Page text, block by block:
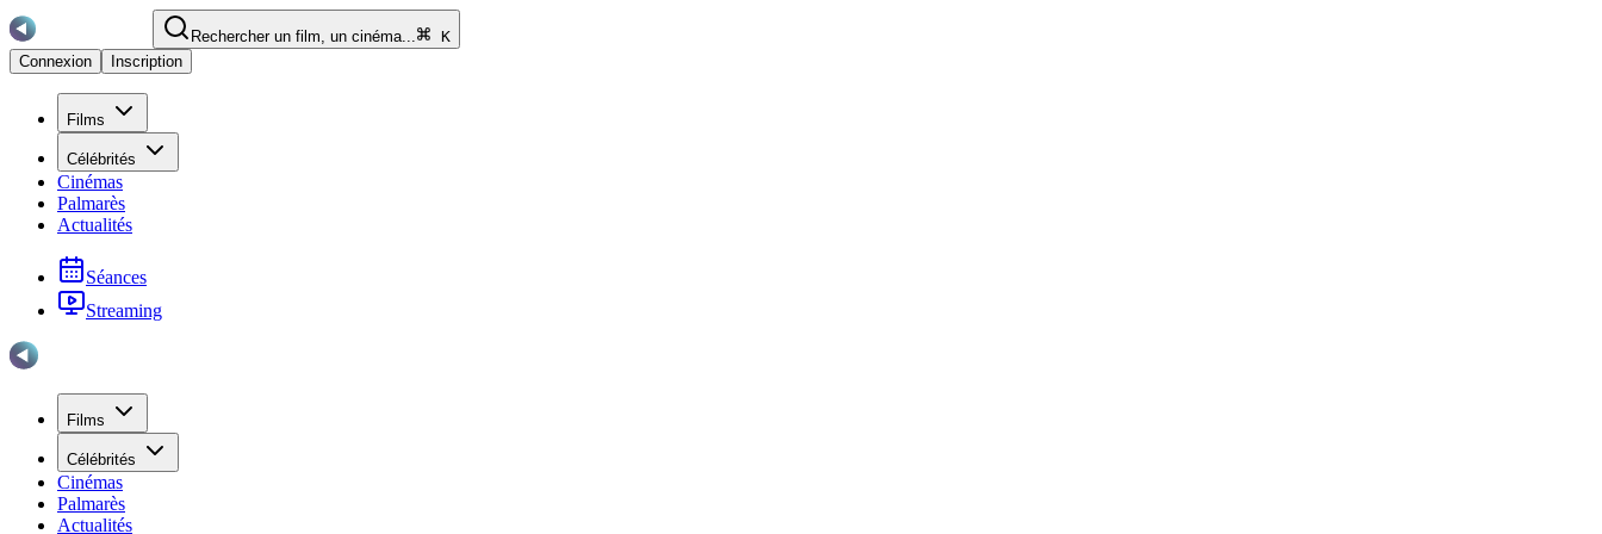
Rechercher un film, un cinéma...
K
Connexion
Inscription
Films
Célébrités
Cinémas
Palmarès
Actualités
Séances
Streaming
Films
Célébrités
Cinémas
Palmarès
Actualités